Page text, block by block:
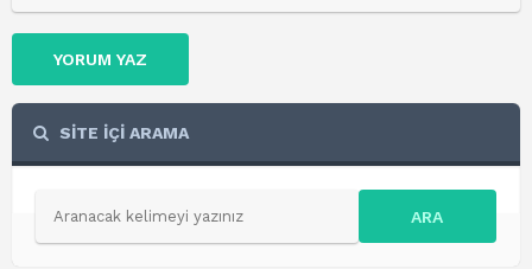
YORUM YAZ
SİTE İÇİ ARAMA
ARA